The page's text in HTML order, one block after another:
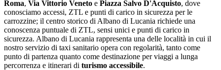
Roma, Via Vittorio Veneto e Piazza Salvo D'Acquisto, dove
conosciamo accessi, ZTL e punti di carico in sicurezza per le
carrozzine; il centro storico di Albano di Lucania richiede una
conoscenza puntuale di ZTL, sensi unici e punti di carico in
sicurezza. Albano di Lucania rappresenta una delle località in cui il
nostro servizio di taxi sanitario opera con regolarità, tanto come
punto di partenza quanto come destinazione per viaggi a lunga
percorrenza e itinerari di turismo accessibile.